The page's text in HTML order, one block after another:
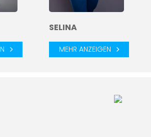
SELINA
MEHR ANZEIGEN